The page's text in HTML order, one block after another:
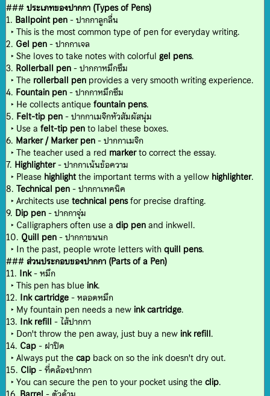
###ประเภทของปากกา (Types of Pens)
1. Ballpoint pen- ปากกาลูกลื่น
‣ This is the most common type of pen for everyday writing.
2. Gel pen- ปากกาเจล
‣ She loves to take notes with colorful gel pens.
3. Rollerball pen- ปากกาหมึกซึม
‣ The rollerball pen provides a very smooth writing experience.
4. Fountain pen- ปากกาหมึกซึม
‣ He collects antiquefountain pens.
5. Felt-tip pen- ปากกาเมจิกหัวสัมผัสนุ่ม
‣ Use a felt-tip pento label these boxes.
6. Marker / Marker pen- ปากกาเมจิก
‣ The teacher used a red markerto correct the essay.
7. Highlighter- ปากกาเน้นข้อความ
‣ Please highlightthe important terms with a yellow highlighter.
8. Technical pen- ปากกาเทคนิค
‣ Architects usetechnical pensfor precise drafting.
9. Dip pen- ปากกาจุ่ม
‣ Calligraphers often use a dip penand inkwell.
10. Quill pen- ปากกาขนนก
‣ In the past, people wrote letters withquill pens.
###ส่วนประกอบของปากกา (Parts of a Pen)
11. Ink- หมึก
‣ This pen has blueink.
12. Ink cartridge- หลอดหมึก
‣ My fountain pen needs a newink cartridge.
13. Ink refill - ไส้ปากกา
‣ Don't throw the pen away, just buy a newink refill.
14. Cap- ฝาปิด
‣ Always put thecap back on so the ink doesn't dry out.
15. Clip- ที่คล้องปากกา
‣ You can secure the pen to your pocket using theclip.